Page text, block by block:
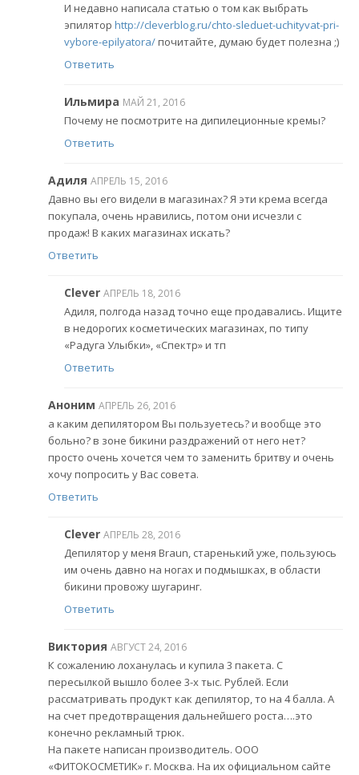
И недавно написала статью о том как выбрать
эпилятор http://cleverblog.ru/chto-sleduet-uchityvat-pri-
vybore-epilyatora/почитайте, думаю будет полезна ;)
Ответить
Ильмира МАЙ 21, 2016
Почему не посмотрите на дипилеционные кремы?
Ответить
Адиля АПРЕЛЬ 15, 2016
Давно вы его видели в магазинах? Я эти крема всегда
покупала, очень нравились, потом они исчезли с
продаж! В каких магазинах искать?
Ответить
Clever АПРЕЛЬ 18, 2016
Адиля, полгода назад точно еще продавались. Ищите
в недорогих косметических магазинах, по типу
«Радуга Улыбки», «Спектр» и тп
Ответить
Аноним АПРЕЛЬ 26, 2016
а каким депилятором Вы пользуетесь? и вообще это
больно? в зоне бикини раздражений от него нет?
просто очень хочется чем то заменить бритву и очень
хочу попросить у Вас совета.
Ответить
Clever АПРЕЛЬ 28, 2016
Депилятор у меня Braun, старенький уже, пользуюсь
им очень давно на ногах и подмышках, в области
бикини провожу шугаринг.
Ответить
Виктория АВГУСТ 24, 2016
К сожалению лоханулась и купила 3 пакета. С
пересылкой вышло более 3-х тыс. Рублей. Если
рассматривать продукт как депилятор, то на 4 балла. А
на счет предотвращения дальнейшего роста….это
конечно рекламный трюк.
На пакете написан производитель. ООО
«ФИТОКОСМЕТИК» г. Москва. На их официальном сайте